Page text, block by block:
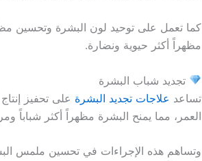
كما تعمل على توحيد لون البشرة وتحسين
مظهراً أكثر حيوية ونضارة.
تجديد شباب البشرة
تساعد علاجات تجديد البشرة على تحفيز
العمر، مما يمنح البشرة مظهراً أكثر شباباً
وتساهم هذه الإجراءات في تحسين ملمس